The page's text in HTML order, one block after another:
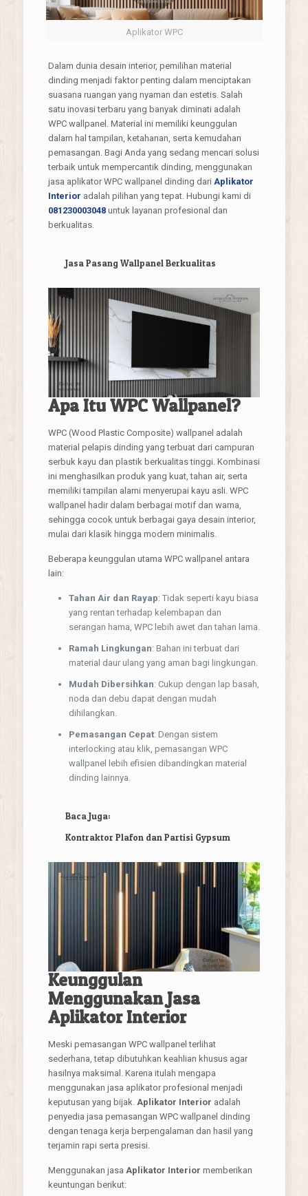
Aplikator WPC
Dalam dunia desain interior, pemilihan material
dinding menjadi faktor penting dalam menciptakan
suasana ruangan yang nyaman dan estetis. Salah
satu inovasi terbaru yang banyak diminati adalah
WPC wallpanel. Material ini memiliki keunggulan
dalam hal tampilan, ketahanan, serta kemudahan
pemasangan. Bagi Anda yang sedang mencari solusi
terbaik untuk mempercantik dinding, menggunakan
jasa aplikator WPC wallpanel dinding dari Aplikator
Interior adalah pilihan yang tepat. Hubungi kami di
081230003048untuk layanan profesional dan
berkualitas.
Jasa Pasang Wallpanel Berkualitas
Apa Itu WPC Wallpanel?
WPC (Wood Plastic Composite) wallpanel adalah
material pelapis dinding yang terbuat dari campuran
serbuk kayu dan plastik berkualitas tinggi. Kombinasi
ini menghasilkan produk yang kuat, tahan air, serta
memiliki tampilan alami menyerupai kayu asli. WPC
wallpanel hadir dalam berbagai motif dan warna,
sehingga cocok untuk berbagai gaya desain interior,
mulai dari klasik hingga modern minimalis.
Beberapa keunggulan utama WPC wallpanel antara
lain:
Tahan Air dan Rayap: Tidak seperti kayu biasa
yang rentan terhadap kelembapan dan
serangan hama, WPC lebih awet dan tahan lama.
Ramah Lingkungan: Bahan ini terbuat dari
material daur ulang yang aman bagi lingkungan.
Mudah Dibersihkan: Cukup dengan lap basah,
noda dan debu dapat dengan mudah
dihilangkan.
Pemasangan Cepat: Dengan sistem
interlocking atau klik, pemasangan WPC
wallpanel lebih efisien dibandingkan material
dinding lainnya.
Baca Juga:
Kontraktor Plafon dan Partisi Gypsum
Keunggulan
Menggunakan Jasa
Aplikator Interior
Meski pemasangan WPC wallpanel terlihat
sederhana, tetap dibutuhkan keahlian khusus agar
hasilnya maksimal. Karena itulah mengapa
menggunakan jasa aplikator profesional menjadi
keputusan yang bijak. Aplikator Interior adalah
penyedia jasa pemasangan WPC wallpanel dinding
dengan tenaga kerja berpengalaman dan hasil yang
terjamin rapi serta presisi.
Menggunakan jasa Aplikator Interior memberikan
keuntungan berikut: